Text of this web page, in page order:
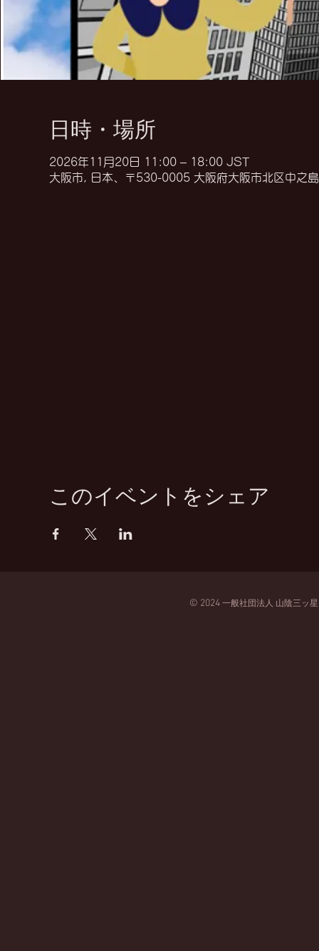
日時・場所
2026年11月20日 11:00 – 18:00 JST
大阪市, 日本、〒530-0005 大阪府大阪市北区中之
このイベントをシェア
© 2024 一般社団法人 山陰三ッ